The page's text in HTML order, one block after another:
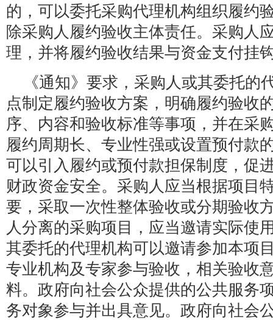
的，可以委托采购代理机构组织履约
除采购人履约验收主体责任。采购人
理，并将履约验收结果与资金支付挂
《通知》要求，采购人或其委托的
点制定履约验收方案，明确履约验收
序、内容和验收标准等事项，并在采
履约周期长、专业性强或设置预付款
可以引入履约或预付款担保制度，促
财政资金安全。采购人应当根据项目
要，采取一次性整体验收或分期验收
人分离的采购项目，应当邀请实际使
其委托的代理机构可以邀请参加本项
专业机构及专家参与验收，相关验收
料。政府向社会公众提供的公共服务
务对象参与并出具意见。政府向社会